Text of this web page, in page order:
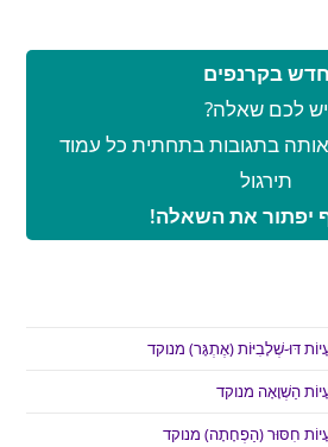
חדש בקרנפים
יש לכם שאלה?
בתגובות בתחתית כל עמוד
תירגול
יפתור את השאלה!
דּוּ-שְׁלָבִיּוֹת (אֶתְגָּר) מנוקד
הַשְׁוָאָה מנוקד
חִסּוּר (הַפְחָתָה) מנוקד